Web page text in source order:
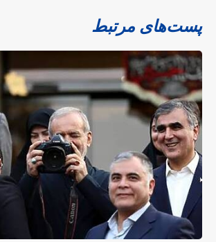
پست‌های مرتبط